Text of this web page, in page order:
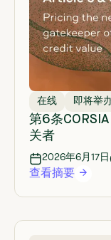
在线 即将举
第6条
关者
2026年6月17日
查看摘要